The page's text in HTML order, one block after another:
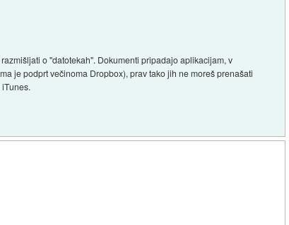
o "datotekah". Dokumenti pripadajo aplikacijam, v
je podprt večinoma Dropbox), prav tako jih ne moreš prenašati